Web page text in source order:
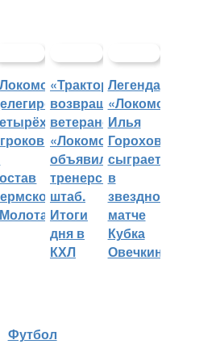
«Трактор»
возвращает
ветеранов,
«Локомотив»
объявил
тренерский
штаб.
Итоги
дня в
КХЛ
Легенда
«Локомотива»
Илья
Горохов
сыграет
в
звездном
матче
Кубка
Овечкина
Футбол